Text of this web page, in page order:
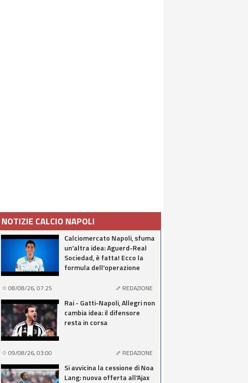
NOTIZIE CALCIO NAPOLI
Calciomercato Napoli, sfuma
un'altra idea: Aguerd-Real
Sociedad, è fatta! Ecco la
formula dell'operazione
08/08/26, 07:25 REDAZIONE
Rai - Gatti-Napoli, Allegri non
cambia idea: il difensore
resta in corsa
09/08/26, 03:00 REDAZIONE
Si avvicina la cessione di Noa
Lang: nuova offerta all'Ajax